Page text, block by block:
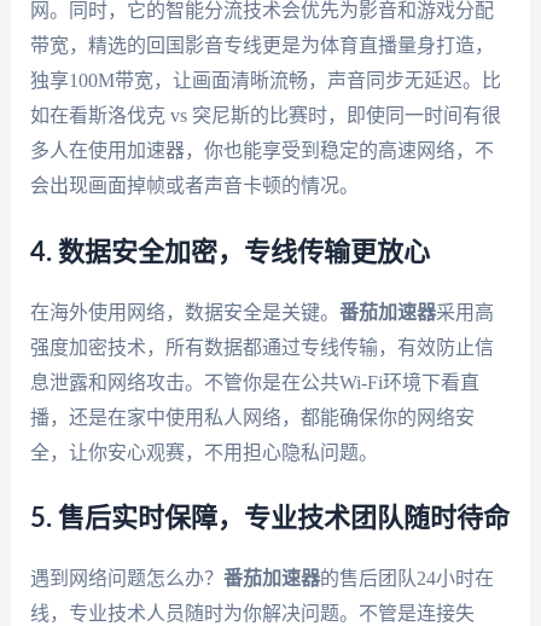
网。同时，它的智能分流技术会优先为影音和游戏分配
带宽，精选的回国影音专线更是为体育直播量身打造，
独享100M带宽，让画面清晰流畅，声音同步无延迟。比
如在看斯洛伐克 vs 突尼斯的比赛时，即使同一时间有很
多人在使用加速器，你也能享受到稳定的高速网络，不
会出现画面掉帧或者声音卡顿的情况。
4. 数据安全加密，专线传输更放心
在海外使用网络，数据安全是关键。 番茄加速器采用高
强度加密技术，所有数据都通过专线传输，有效防止信
息泄露和网络攻击。不管你是在公共Wi-Fi环境下看直
播，还是在家中使用私人网络，都能确保你的网络安
全，让你安心观赛，不用担心隐私问题。
5. 售后实时保障，专业技术团队随时待命
遇到网络问题怎么办？ 番茄加速器的售后团队24小时在
线，专业技术人员随时为你解决问题。不管是连接失